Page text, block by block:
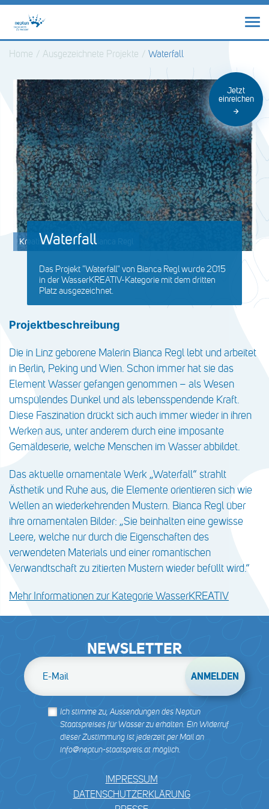
Jetzt
einreichen
Home / Ausgezeichnete Projekte / Waterfall
Kreativ_Waterfall (c) Bianca Regl
Waterfall
Das Projekt "Waterfall" von Bianca Regl wurde 2015
in der WasserKREATIV-Kategorie mit dem dritten
Platz ausgezeichnet.
Projektbeschreibung
Die in Linz geborene Malerin Bianca Regl lebt und arbeitet
in Berlin, Peking und Wien. Schon immer hat sie das
Element Wasser gefangen genommen – als Wesen
umspülendes Dunkel und als lebensspendende Kraft.
Diese Faszination drückt sich auch immer wieder in ihren
Werken aus, unter anderem durch eine imposante
Gemäldeserie, welche Menschen im Wasser abbildet.
Das aktuelle ornamentale Werk „Waterfall“ strahlt
Ästhetik und Ruhe aus, die Elemente orientieren sich wie
Wellen an wiederkehrenden Mustern. Bianca Regl über
ihre ornamentalen Bilder: „Sie beinhalten eine gewisse
Leere, welche nur durch die Eigenschaften des
verwendeten Materials und einer romantischen
Verwandtschaft zu zitierten Mustern wieder befüllt wird.“
Mehr Informationen zur Kategorie WasserKREATIV
IMPRESSUM
DATENSCHUTZERKLÄRUNG
NEWSLETTER
E-Mail
Ich stimme zu, Aussendungen des Neptun
Staatspreises für Wasser zu erhalten. Ein Widerruf
dieser Zustimmung ist jederzeit per Mail an
info@neptun-staatspreis.at möglich.